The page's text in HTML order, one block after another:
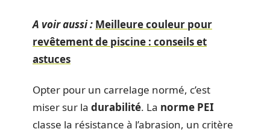
A voir aussi : Meilleure couleur pour
revêtement de piscine : conseils et
astuces
Opter pour un carrelage normé, c’est
miser sur la durabilité. La norme PEI
classe la résistance à l’abrasion, un critère